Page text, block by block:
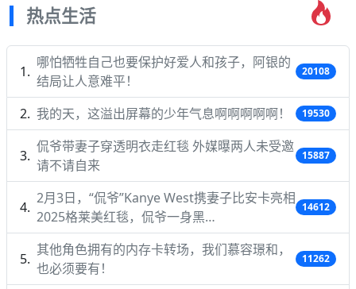
热点生活
哪怕牺牲自己也要保护好爱人和孩子，阿银的
结局让人意难平！
20108
我的天，这溢出屏幕的少年气息啊啊啊啊啊！ 19530
侃爷带妻子穿透明衣走红毯 外媒曝两人未受邀
请不请自来
15887
2月3日，“侃爷”Kanye West携妻子比安卡亮相
2025格莱美红毯，侃爷一身黑…
14612
其他角色拥有的内存卡转场，我们慕容璟和，
也必须要有！
11262